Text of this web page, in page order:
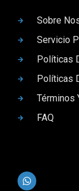
Sobre
Servicio
Políticas
Políticas
Términos
FAQ